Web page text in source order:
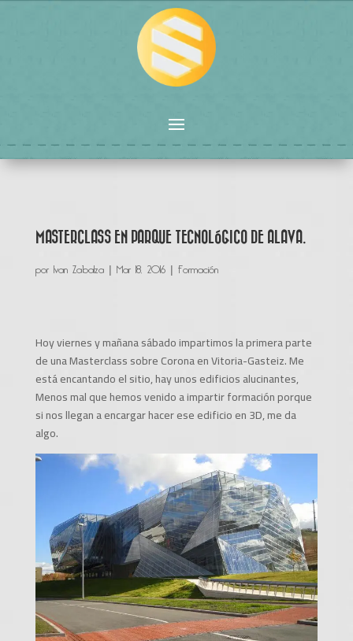
MASTERCLASS EN PARQUE TECNOLÓGICO DE ALAVA.
por Ivan Zabalza| Mar 18, 2016| Formación
Hoy viernes y mañana sábado impartimos la primera parte
de una Masterclass sobre Corona en Vitoria-Gasteiz. Me
está encantando el sitio, hay unos edificios alucinantes,
Menos mal que hemos venido a impartir formación porque
si nos llegan a encargar hacer ese edificio en 3D, me da
algo.